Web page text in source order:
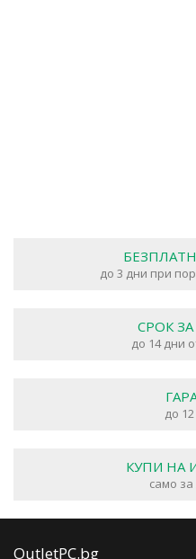
до 3 дни при
СРОК
до 14 дни
до
КУПИ НА
само
OutletPC.bg